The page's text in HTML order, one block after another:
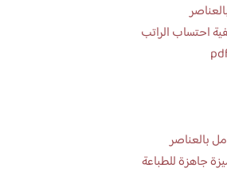
احتساب الراتب
بالعناصر